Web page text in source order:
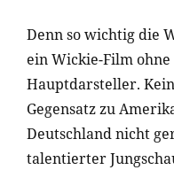
Denn so wichtig die
ein Wickie-Film
Hauptdarsteller.
Gegensatz zu
Deutschland nicht
talentierter